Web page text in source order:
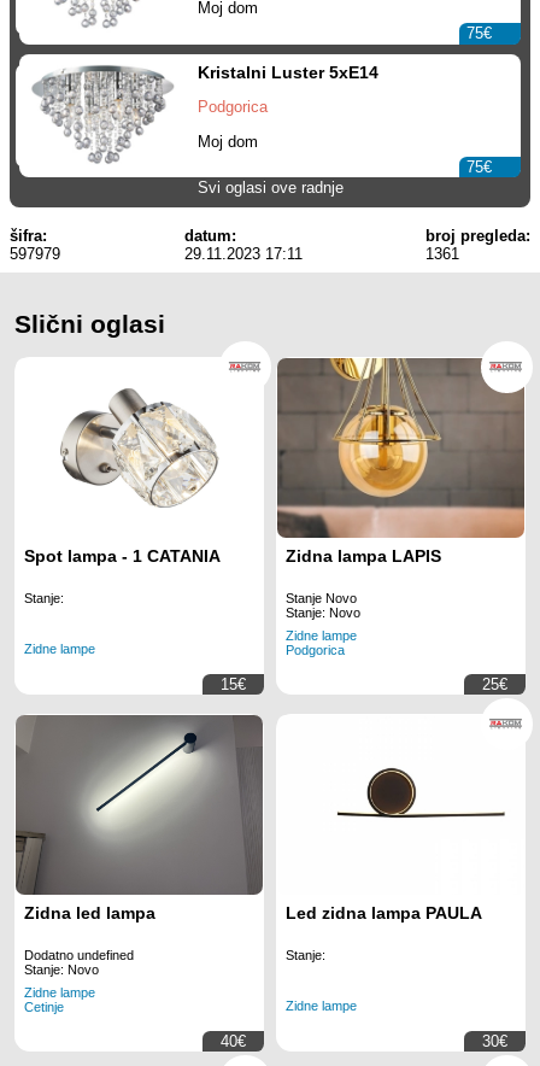
Moj dom
75€
Kristalni Luster 5xE14
Podgorica
Moj dom
75€
Svi oglasi ove radnje
šifra:
597979
datum:
29.11.2023 17:11
broj pregleda:
1361
Slični oglasi
Spot lampa - 1 CATANIA
Stanje:
Zidne lampe
15€
Zidna lampa LAPIS
Stanje Novo
Stanje: Novo
Zidne lampe
Podgorica
25€
Zidna led lampa
Dodatno undefined
Stanje: Novo
Zidne lampe
Cetinje
40€
Led zidna lampa PAULA
Stanje:
Zidne lampe
30€